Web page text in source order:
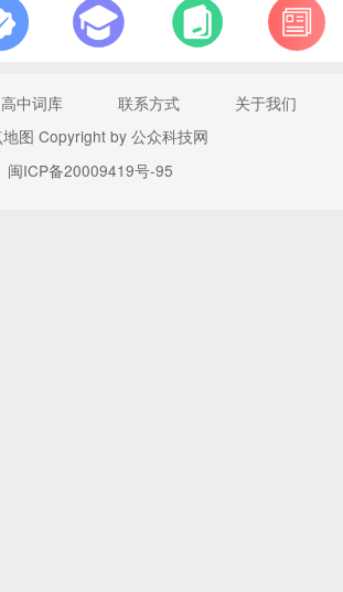
高中词库 联系方式
关于我们
图 Copyright by 公众科技网
闽ICP备20009419号-95